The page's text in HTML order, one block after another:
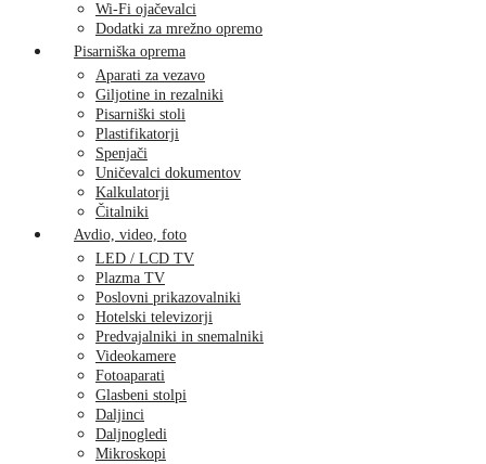
Wi-Fi ojačevalci
Dodatki za mrežno opremo
Pisarniška oprema
Aparati za vezavo
Giljotine in rezalniki
Pisarniški stoli
Plastifikatorji
Spenjači
Uničevalci dokumentov
Kalkulatorji
Čitalniki
Avdio, video, foto
LED / LCD TV
Plazma TV
Poslovni prikazovalniki
Hotelski televizorji
Predvajalniki in snemalniki
Videokamere
Fotoaparati
Glasbeni stolpi
Daljinci
Daljnogledi
Mikroskopi